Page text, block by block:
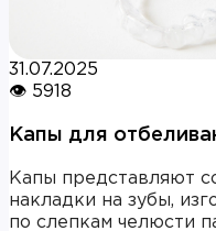
31.07.2025
👁 5918
Капы для
Капы представляют
накладки на зубы,
по слепкам челюсти